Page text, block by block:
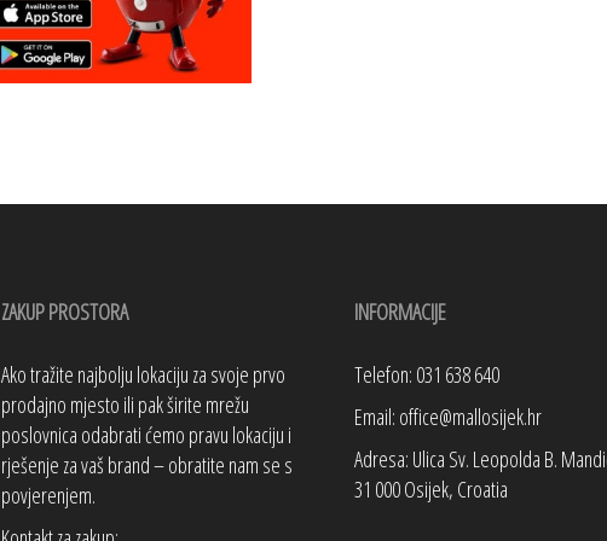
ZAKUP PROSTORA
Ako tražite najbolju lokaciju za svoje prvo
prodajno mjesto ili pak širite mrežu
poslovnica odabrati ćemo pravu lokaciju i
rješenje za vaš brand – obratite nam se s
povjerenjem.
INFORMACIJE
Telefon: 031 638 640
Email: office@mallosijek.hr
Adresa: Ulica Sv. Leopolda B.
31 000 Osijek, Croatia